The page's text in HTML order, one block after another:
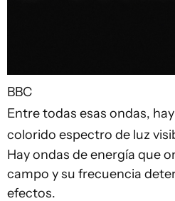
BBC
Entre todas esas ondas,
colorido espectro de luz
Hay ondas de energía que
campo y su frecuencia
efectos.